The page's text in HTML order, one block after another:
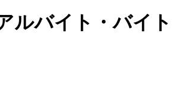
ルバイト・バイト